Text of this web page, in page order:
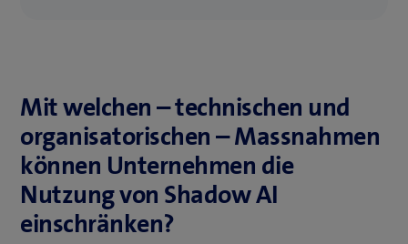
Mit welchen – technischen und
organisatorischen – Massnahmen
können Unternehmen die
Nutzung von Shadow AI
einschränken?